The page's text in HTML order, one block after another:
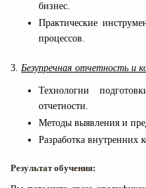
бизнес.
Практические
процессов.
3. Безупречная отчетность и
Технологии
отчетности.
Методы выявления и
Разработка внутренних
Результат обучения: